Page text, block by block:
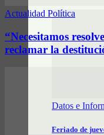
Datos e
Feriado de
Actualidad Política
“Necesitamos
reclamar la